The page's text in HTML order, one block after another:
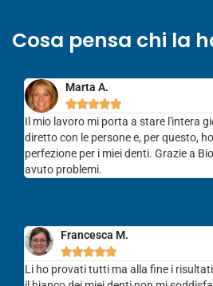
Cosa pensa chi la
Marta A.

Il mio lavoro mi porta a stare l'intera
diretto con le persone e, per questo,
perfezione per i miei denti. Grazie a
avuto problemi.
Francesca M.

Li ho provati tutti ma alla fine i